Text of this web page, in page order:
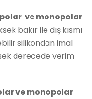
ve monopolar
bakır ile dış kısmı
silikondan imal
derecede verim
ve monopolar